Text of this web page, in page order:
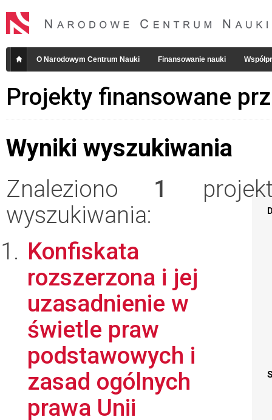
O Narodowym Centrum Nauki Finansowanie nauki
Projekty finansowane
Wyniki wyszukiwania
Znaleziono 1
wyszukiwania:
Konfiskata
rozszerzona i jej
uzasadnienie w
świetle praw
podstawowych i
zasad ogólnych
prawa Unii